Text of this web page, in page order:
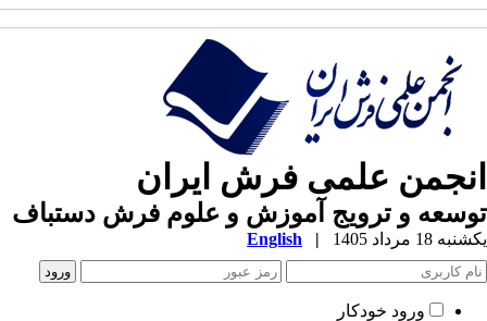
علمی فرش ایران
و ترویج آموزش و علوم فرش دستباف
18 مرداد 1405 |
English
ورود خودکار